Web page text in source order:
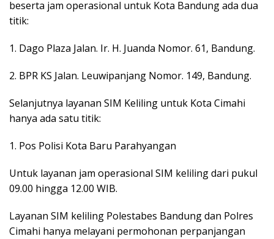
beserta jam operasional untuk Kota Bandung ada dua
titik:
1. Dago Plaza Jalan. Ir. H. Juanda Nomor. 61, Bandung.
2. BPR KS Jalan. Leuwipanjang Nomor. 149, Bandung.
Selanjutnya layanan SIM Keliling untuk Kota Cimahi
hanya ada satu titik:
1. Pos Polisi Kota Baru Parahyangan
Untuk layanan jam operasional SIM keliling dari pukul
09.00 hingga 12.00 WIB.
Layanan SIM keliling Polestabes Bandung dan Polres
Cimahi hanya melayani permohonan perpanjangan